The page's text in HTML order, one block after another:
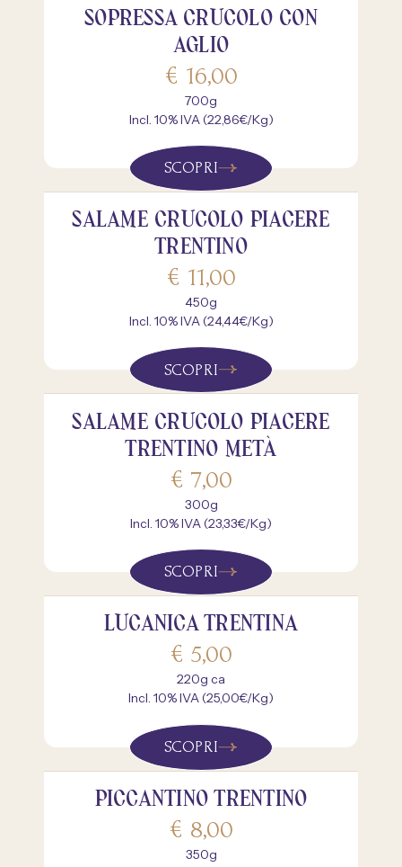
SOPRESSA CRUCOLO CON
AGLIO
€ 16,00
700g
Incl. 10% IVA (22,86€/Kg)
SCOPRI
SALAME CRUCOLO PIACERE
TRENTINO
€ 11,00
450g
Incl. 10% IVA (24,44€/Kg)
SCOPRI
SALAME CRUCOLO PIACERE
TRENTINO METÀ
€ 7,00
300g
Incl. 10% IVA (23,33€/Kg)
SCOPRI
LUCANICA TRENTINA
€ 5,00
220g ca
Incl. 10% IVA (25,00€/Kg)
SCOPRI
PICCANTINO TRENTINO
€ 8,00
350g